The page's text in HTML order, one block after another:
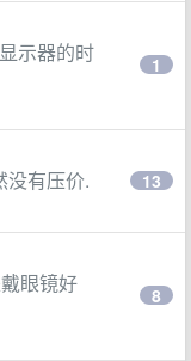
示器的时
1
没有压价. 13
眼镜好
8